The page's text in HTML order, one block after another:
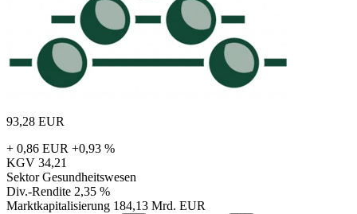
93,28 EUR
+ 0,86 EUR +0,93 %
KGV 34,21
Sektor Gesundheitswesen
Div.-Rendite 2,35 %
Marktkapitalisierung 184,13 Mrd. EUR